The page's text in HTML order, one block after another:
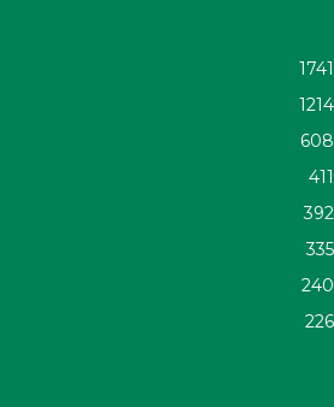
1741
1214
608
411
392
335
240
226